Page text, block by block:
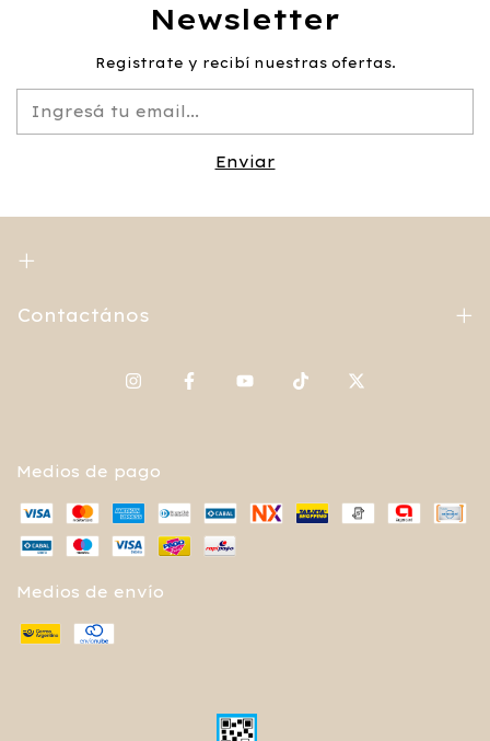
Newsletter
Registrate y recibí nuestras ofertas.
Contactános
Medios de pago
Medios de envío